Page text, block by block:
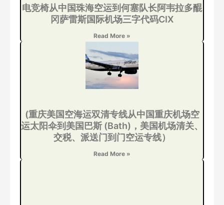
电竞椅从中国珠海空运到何塞队长阿韦拉多醌
冈萨雷斯国际机场三字代码CIX
Read More »
(重庆美国空海运双清专线从中国重庆机场空
运太阳伞到美国巴斯 (Bath)，美国机场清关、
交税、派送门到门空运专线）
Read More »